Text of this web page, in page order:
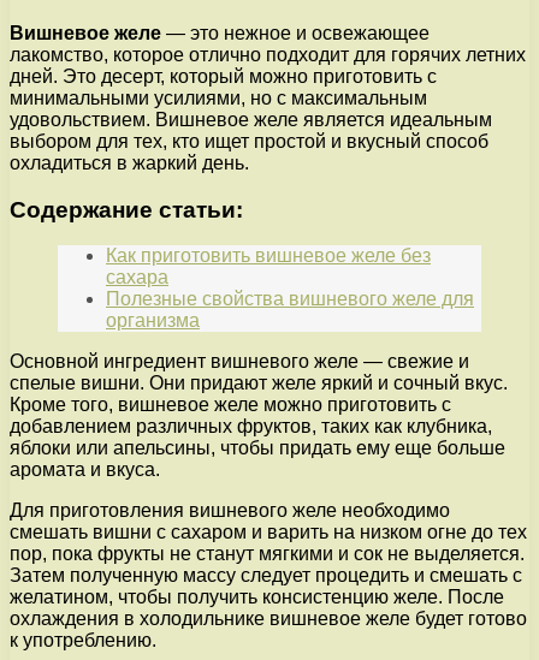
Вишневое желе — это нежное и освежающее
лакомство, которое отлично подходит для горячих летних
дней. Это десерт, который можно приготовить с
минимальными усилиями, но с максимальным
удовольствием. Вишневое желе является идеальным
выбором для тех, кто ищет простой и вкусный способ
охладиться в жаркий день.
Содержание статьи:
Как приготовить вишневое желе без
сахара
Полезные свойства вишневого желе для
организма
Основной ингредиент вишневого желе — свежие и
спелые вишни. Они придают желе яркий и сочный вкус.
Кроме того, вишневое желе можно приготовить с
добавлением различных фруктов, таких как клубника,
яблоки или апельсины, чтобы придать ему еще больше
аромата и вкуса.
Для приготовления вишневого желе необходимо
смешать вишни с сахаром и варить на низком огне до тех
пор, пока фрукты не станут мягкими и сок не выделяется.
Затем полученную массу следует процедить и смешать с
желатином, чтобы получить консистенцию желе. После
охлаждения в холодильнике вишневое желе будет готово
к употреблению.